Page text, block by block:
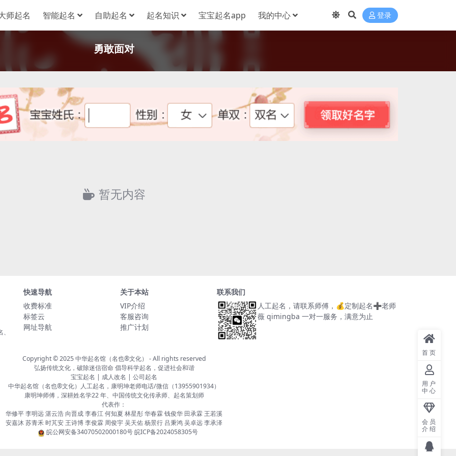
师起名 智能起名 自助起名 起名知识 宝宝起名app 我的中心 登录
勇敢面对
暂无内容
快速导航
收费标准
标签云
网址导航
关于本站
VIP介绍
客服咨询
推广计划
联系我们
人工起名，请联系师傅， 💰定制起名➕老师
薇 qimingba 一对一服务，满意为止
Copyright © 2025中华起名馆（名也®文化） - All rights reserved
弘扬传统文化，破除迷信宿命 倡导科学起名，促进社会和谐
宝宝起名 | 成人改名 | 公司起名
中华起名馆（名也®文化）人工起名，康明坤老师电话/微信（13955901934）
康明坤师傅，深耕姓名学22 年、中国传统文化传承师、起名策划师
代表作：
华修平 李明远 湛云浩 向晋成 李春江 何知夏 林星彤 华春霖 钱俊华 田承霖 王若溪
安嘉沐 苏青禾 时芃安 王诗博 李俊霖 周俊宇 吴天佑 杨景行 吕秉鸿 吴卓远 李承泽
皖公网安备34070502000180号皖ICP备2024058305号
首页
用户
中心
会员
介绍